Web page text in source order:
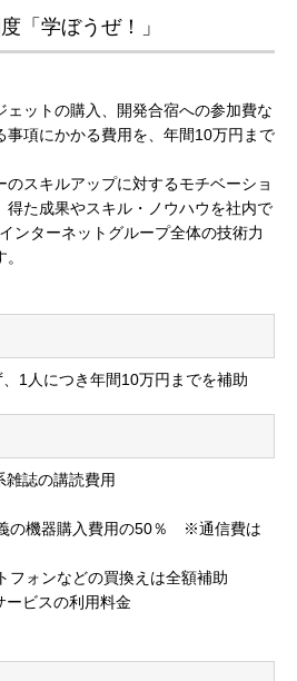
「学ぼうぜ！」
ェットの購入、開発合宿への参加費な
事項にかかる費用を、年間10万円まで
スキルアップに対するモチベーショ
得た成果やスキル・ノウハウを社内で
ンターネットグループ全体の技術力
1人につき年間10万円までを補助
雑誌の講読費用
の機器購入費用の50％ ※通信費は
フォンなどの買換えは全額補助
ービスの利用料金